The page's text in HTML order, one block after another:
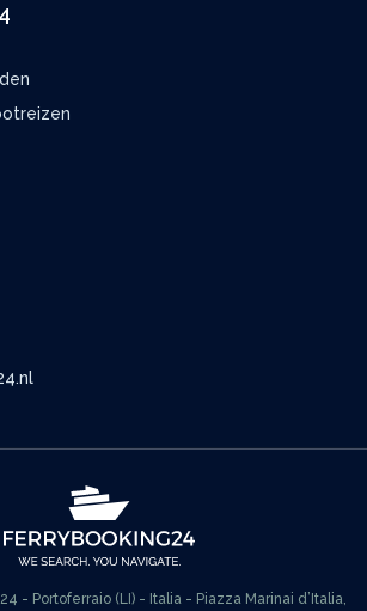
- Portoferraio (LI) - Italia - Piazza Marinai d’Italia,